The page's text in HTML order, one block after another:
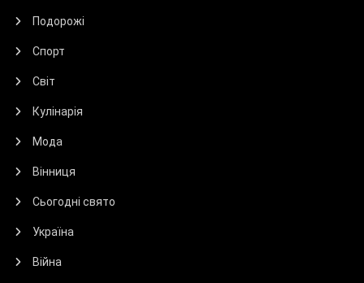
Подорожі
Спорт
Світ
Кулінарія
Мода
Вінниця
Сьогодні свято
Україна
Війна